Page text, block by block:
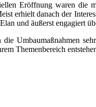
Eröffnung waren die
erhielt danach der
und äußerst engagiert
Umbaumaßnahmen
Themenbereich